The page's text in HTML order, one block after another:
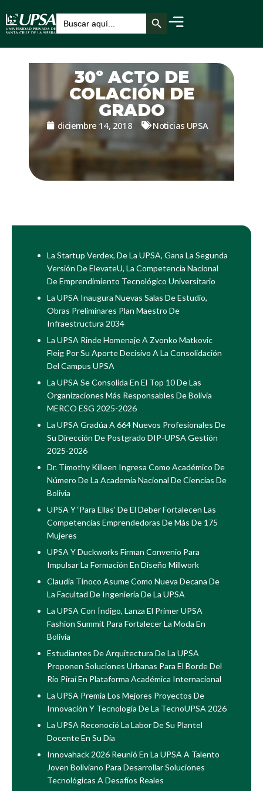
Buscar: Botón de búsqueda
30º ACTO DE
COLACIÓN DE
GRADO
diciembre 14, 2018 Noticias UPSA
La Startup Verdex, De La UPSA, Gana La Segunda
Versión De ElevateU, La Competencia Nacional
De Emprendimiento Tecnológico Universitario
La UPSA Inaugura Nuevas Salas De Estudio,
Obras Preliminares Plan Maestro De
Infraestructura 2034
La UPSA Rinde Homenaje A Zvonko Matkovic
Fleig Por Su Aporte Decisivo A La Consolidación
Del Campus UPSA
La UPSA Se Consolida En El Top 10 De Las
Organizaciones Más Responsables De Bolivia
MERCO ESG 2025-2026
La UPSA Gradúa A 664 Nuevos Profesionales De
Su Dirección De Postgrado DIP-UPSA Gestión
2025-2026
Dr. Timothy Killeen Ingresa Como Académico De
Número De La Academia Nacional De Ciencias De
Bolivia
UPSA Y ‘Para Ellas’ De El Deber Fortalecen Las
Competencias Emprendedoras De Más De 175
Mujeres
UPSA Y Duckworks Firman Convenio Para
Impulsar La Formación En Diseño Millwork
Claudia Tinoco Asume Como Nueva Decana De
La Facultad De Ingeniería De La UPSA
La UPSA Con Índigo, Lanza El Primer UPSA
Fashion Summit Para Fortalecer La Moda En
Bolivia
Estudiantes De Arquitectura De La UPSA
Proponen Soluciones Urbanas Para El Borde Del
Río Piraí En Plataforma Académica Internacional
La UPSA Premia Los Mejores Proyectos De
Innovación Y Tecnología De La TecnoUPSA 2026
La UPSA Reconoció La Labor De Su Plantel
Docente En Su Día
Innovahack 2026 Reunió En La UPSA A Talento
Joven Boliviano Para Desarrollar Soluciones
Tecnológicas A Desafíos Reales